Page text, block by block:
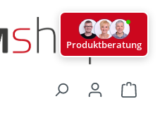
Produktberatung